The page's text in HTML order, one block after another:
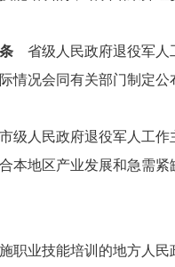
条 省级人民政府退役军
情况会同有关部门制定
级人民政府退役军人工
本地区产业发展和急需
职业技能培训的地方人